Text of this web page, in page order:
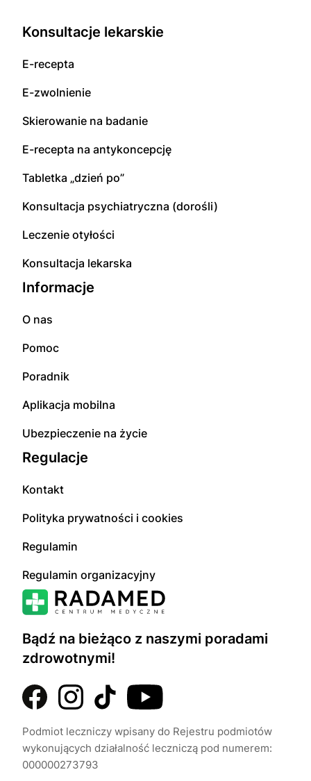
Bądź na bieżąco z naszymi poradami
zdrowotnymi!
Podmiot leczniczy wpisany do Rejestru podmiotów
wykonujących działalność leczniczą pod numerem:
000000273793
Konsultacje lekarskie
E-recepta
E-zwolnienie
Skierowanie na badanie
E-recepta na antykoncepcję
Tabletka „dzień po”
Konsultacja psychiatryczna (dorośli)
Leczenie otyłości
Konsultacja lekarska
Informacje
O nas
Pomoc
Poradnik
Aplikacja mobilna
Ubezpieczenie na życie
Regulacje
Kontakt
Polityka prywatności i cookies
Regulamin
Regulamin organizacyjny